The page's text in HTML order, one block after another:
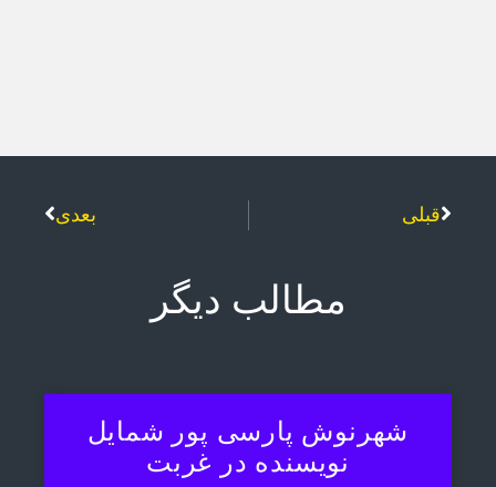
قبلی بعدی
مطالب دیگر
شهرنوش پارسی پور شمایل
نویسنده در غربت